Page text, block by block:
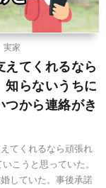
実家
えてくれるなら
知らないうちに
から連絡がき
てくれるなら頑張れ
こうと思っていた。
していた。事後承諾